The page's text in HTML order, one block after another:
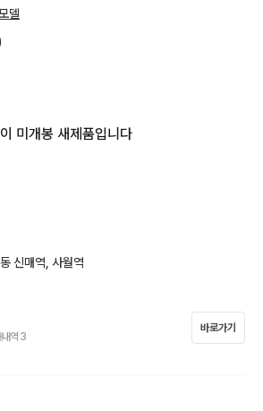
델
미개봉 새제품입니다
신매역, 사월역
내역 3
바로가기